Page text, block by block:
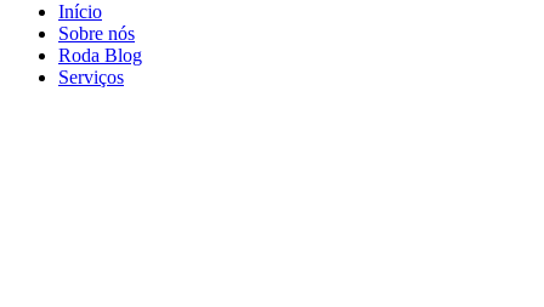
Início
Sobre nós
Roda Blog
Serviços